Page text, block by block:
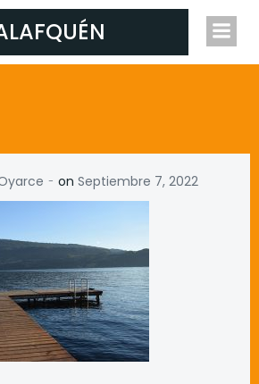
Skip
to
content
- on Septiembre 7, 2022